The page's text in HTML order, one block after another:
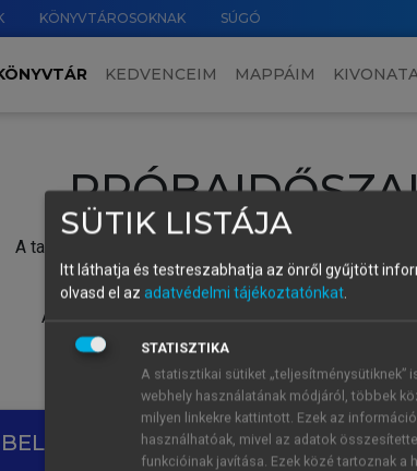
KÖNYVTÁROSOKNAK SÚGÓ
KEDVENCEIM MAPPÁIM
A tartalom megtekintéséhez lépj be a saját
Új felhasználóként1 óra
A próbaidőszak elindításához,
A regisztráció után a
BELÉPÉS SAJÁT FIÓKKAL
SÜTIK LISTÁJA
Itt láthatja és testreszabhatja az önről gyűjtött
olvasd el az adatvédelmi tájékoztatónkat.
STATISZTIKA
A statisztikai sütiket „teljesítménysütiknek”
webhely használatának módjáról, többek
milyen linkekre kattintott. Ezek az
használhatóak, mivel az adatok
funkcióinak javítása. Ezek közé tartoznak a